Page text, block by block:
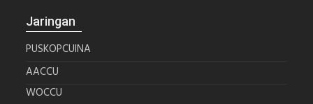
Jaringan
PUSKOPCUINA
AACCU
WOCCU